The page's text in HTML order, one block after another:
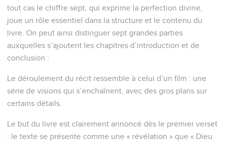
tout cas le chiffre sept, qui exprime la perfection divine,
joue un rôle essentiel dans la structure et le contenu du
livre. On peut ainsi distinguer sept grandes parties
auxquelles s’ajoutent les chapitres d’introduction et de
conclusion :
Le déroulement du récit ressemble à celui d’un film : une
série de visions qui s’enchaînent, avec des gros plans sur
certains détails.
Le but du livre est clairement annoncé dès le premier verset
: le texte se présente comme une « révélation » que « Dieu